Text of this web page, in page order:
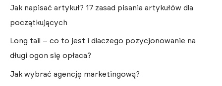
Jak napisać artykuł? 17 zasad pisania artykułów dla
początkujących
Long tail – co to jest i dlaczego pozycjonowanie na
długi ogon się opłaca?
Jak wybrać agencję marketingową?